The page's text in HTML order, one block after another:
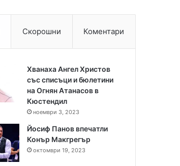
Скорошни Коментари
Хванаха Ангел Христов
със списъци и бюлетини
на Огнян Атанасов в
Кюстендил
ноември 3, 2023
Йосиф Панов впечатли
Конър Макгрегър
октомври 19, 2023